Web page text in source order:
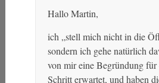
Hallo Martin,
ich „stell mich nicht in die
sondern ich gehe natürlich
von mir eine Begründung für
Schritt erwartet, und haben